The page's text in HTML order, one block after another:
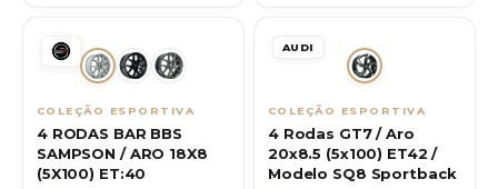
COLEÇÃO ESPORTIVA
4 RODAS BAR BBS
SAMPSON / ARO 18X8
(5X100) ET:40
AUDI
COLEÇÃO ESPORTIVA
4 Rodas GT7 / Aro
20x8.5 (5x100) ET42 /
Modelo SQ8 Sportback